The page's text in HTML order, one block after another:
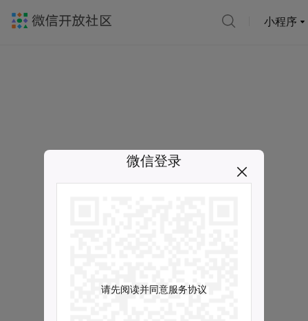
小程序
微信登录
请先阅读并同意服务协议